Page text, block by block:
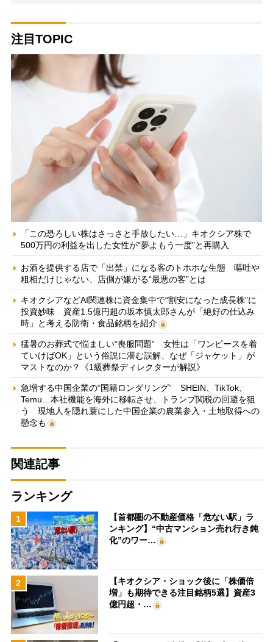
注目TOPIC
「この恐ろしい株はさっさと手放したい…」キオクシア株で
500万円の利益を出した女性が“夢よもう一度”と再購入
お酒を提供する店で「出禁」になる客のトホホな生態 嘔吐や
粗相だけじゃない、店側が嫌がる“最悪の客”とは
キオクシアなどAI関連株に資金集中で“割安になった成長株”に
投資妙味 資産1.5億円超の坂本慎太郎さんが「絶好の仕込み
時」と考える防衛・食品銘柄を紹介
猛暑のお葬式で悩ましい“喪服問題” 女性は「ワンピースを着
ていけばOK」という俗説に潜む誤解、なぜ「ジャケット」が
マストなのか？《1級葬祭ディレクターが解説》
急増する中国企業の“国籍ロンダリング” SHEIN、TikTok、
Temu…本社機能を海外に移転させ、トランプ関税の回避を狙
う 現地人を隠れ蓑にした中国企業の農業参入・土地取得への
懸念も
関連記事
ランキング
1
【首都圏の不動産価格「危ない駅」ラ
ンキング】“中古マンション売れ行き鈍
化”のワー…
2
【キオクシア・ショック後に「株価倍
増」も期待できる注目銘柄5選】資産3
億円超・…